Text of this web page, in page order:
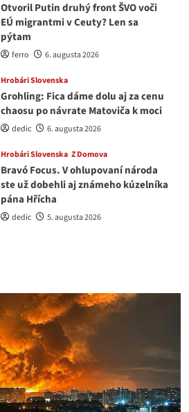
Otvoril Putin druhý front ŠVO voči
EÚ migrantmi v Ceuty? Len sa
pýtam
ferro 6. augusta 2026
Hrobári Slovenska
Grohling: Fica dáme dolu aj za cenu
chaosu po návrate Matoviča k moci
dedic 6. augusta 2026
Hrobári Slovenska Z Domova
Bravó Focus. V ohlupovaní národa
ste už dobehli aj známeho kúzelníka
pána Hřícha
dedic 5. augusta 2026